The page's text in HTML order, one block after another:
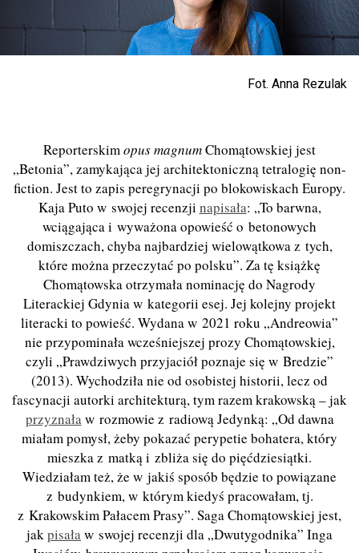
Fot. Anna Rezulak
Reporterskim opus magnumChomątowskiej jest
„Betonia”, zamykająca jej architektoniczną tetralogię non-
fiction. Jest to zapis peregrynacji po blokowiskach Europy.
Kaja Puto w swojej recenzji napisała: „To barwna,
wciągająca i wyważona opowieść o betonowych
domiszczach, chyba najbardziej wielowątkowa z tych,
które można przeczytać po polsku”. Za tę książkę
Chomątowska otrzymała nominację do Nagrody
Literackiej Gdynia w kategorii esej. Jej kolejny projekt
literacki to powieść. Wydana w 2021 roku „Andreowia”
nie przypominała wcześniejszej prozy Chomątowskiej,
czyli „Prawdziwych przyjaciół poznaje się w Bredzie”
(2013). Wychodziła nie od osobistej historii, lecz od
fascynacji autorki architekturą, tym razem krakowską – jak
przyznała w rozmowie z radiową Jedynką: „Od dawna
miałam pomysł, żeby pokazać perypetie bohatera, który
mieszka z matką i zbliża się do pięćdziesiątki.
Wiedziałam też, że w jakiś sposób będzie to powiązane
z budynkiem, w którym kiedyś pracowałam, tj.
z Krakowskim Pałacem Prasy”. Saga Chomątowskiej jest,
jak pisała w swojej recenzji dla „Dwutygodnika” Inga